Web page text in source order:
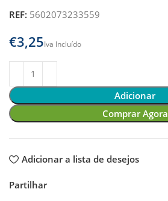
REF: 5602073233559
€
Adicionar
Comprar Agora
Adicionar a lista de desejos
Partilhar